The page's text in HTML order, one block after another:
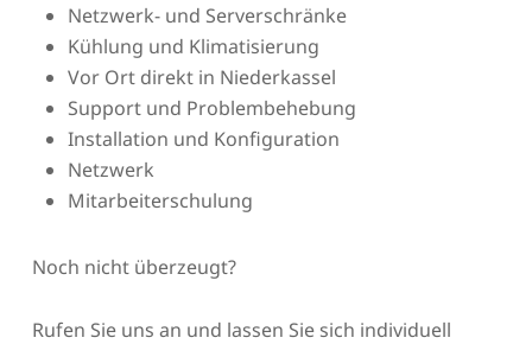
Netzwerk- und Serverschränke
Kühlung und Klimatisierung
Vor Ort direkt in Niederkassel
Support und Problembehebung
Installation und Konfiguration
Netzwerk
Mitarbeiterschulung
Noch nicht überzeugt?
Rufen Sie uns an und lassen Sie sich individuell